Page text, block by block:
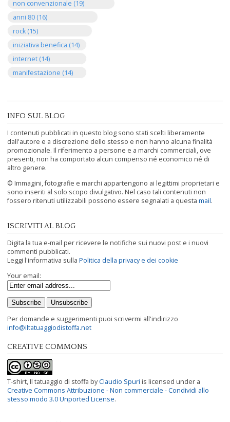
non convenzionale (19)
anni 80 (16)
rock (15)
iniziativa benefica (14)
internet (14)
manifestazione (14)
INFO SUL BLOG
I contenuti pubblicati in questo blog sono stati scelti liberamente
dall'autore e a discrezione dello stesso e non hanno alcuna finalità
promozionale. Il riferimento a persone e a marchi commerciali, ove
presenti, non ha comportato alcun compenso né economico né di
altro genere.
© Immagini, fotografie e marchi appartengono ai legittimi proprietari e
sono inseriti al solo scopo divulgativo. Nel caso tali contenuti non
fossero ritenuti utilizzabili possono essere segnalati a questa mail.
ISCRIVITI AL BLOG
Digita la tua e-mail per ricevere le notifiche sui nuovi post e i nuovi
commenti pubblicati.
Leggi l'informativa sulla Politica della privacy e dei cookie
Your email:
Per domande e suggerimenti puoi scrivermi all'indirizzo
info@iltatuaggiodistoffa.net
CREATIVE COMMONS
T-shirt, Il tatuaggio di stoffa byClaudio Spuri is licensed under a
Creative Commons Attribuzione - Non commerciale - Condividi allo
stesso modo 3.0 Unported License.